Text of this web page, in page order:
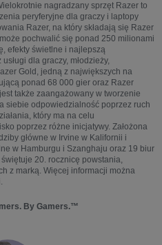
nagradzany sprzęt Razer to
peryferyjne dla graczy i laptopy
Razer, na który składają się Razer
pochwalić się ponad 250 milionami
efekty świetlne i najlepszą
dla graczy, młodzieży,
Gold, jedną z największych na
ponad 68 000 gier oraz Razer
także zaangażowany w tworzenie
siebie odpowiedzialność poprzez ruch
który ma na celu
poprzez różne inicjatywy. Założona
główne w Irvine w Kalifornii i
w Hamburgu i Szanghaju oraz 19 biur
20. rocznicę powstania,
z marką. Więcej informacji można
By Gamers.™